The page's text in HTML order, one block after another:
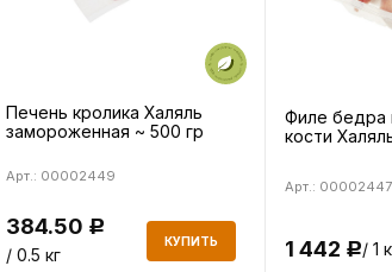
Печень кролика Халяль
замороженная ~ 500 гр
Арт.: 00002449
384.50 Р
/ 0.5 кг
КУПИТЬ
Филе бедра
кости
Арт.: 00002447
1 442 Р/ 1